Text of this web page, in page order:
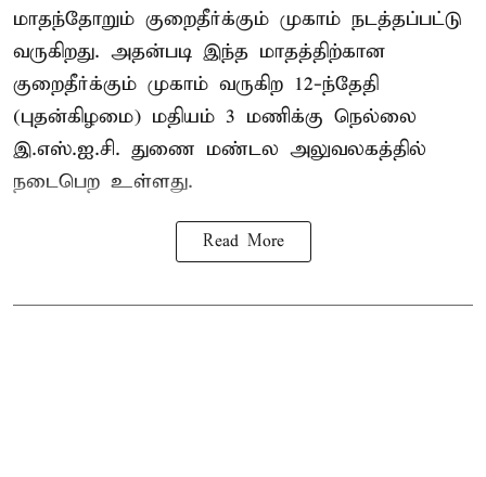
மாதந்தோறும் குறைதீர்க்கும் முகாம் நடத்தப்பட்டு
வருகிறது. அதன்படி இந்த மாதத்திற்கான
குறைதீர்க்கும் முகாம் வருகிற 12-ந்தேதி
(புதன்கிழமை) மதியம் 3 மணிக்கு நெல்லை
இ.எஸ்.ஐ.சி. துணை மண்டல அலுவலகத்தில்
நடைபெற உள்ளது.
Read More